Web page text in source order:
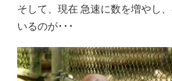
そして、現在 急速に数を増やし
いるのが･･･